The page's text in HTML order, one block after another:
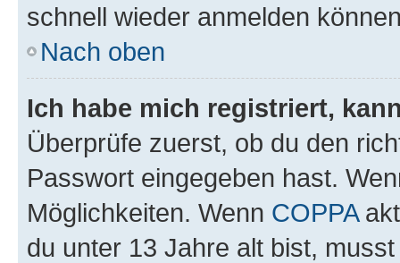
schnell wieder anmelden
Nach oben
Ich habe mich registriert,
Überprüfe zuerst, ob du den
Passwort eingegeben hast.
Möglichkeiten. Wenn COPPA
du unter 13 Jahre alt bist,